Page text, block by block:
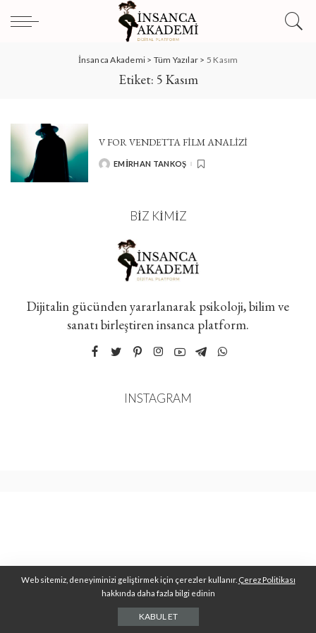
İnsanca Akademi> Tüm Yazılar > 5 Kasım
Etiket: 5 Kasım
V FOR VENDETTA FİLM ANALİZİ
POSTED
EMIRHAN TANKOŞ
BIZ KIMIZ
Dijitalin gücünden yararlanarak psikoloji, bilim ve
sanatı birleştiren insanca platform.
INSTAGRAM
Web sitemiz, deneyiminizi geliştirmek için çerezler kullanır. Çerez Politikası
hakkında daha fazla bilgi edinin
KABUL ET